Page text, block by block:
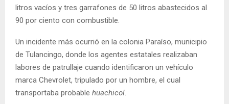
litros vacíos y tres garrafones de 50 litros abastecidos al
90 por ciento con combustible.
Un incidente más ocurrió en la colonia Paraíso, municipio
de Tulancingo, donde los agentes estatales realizaban
labores de patrullaje cuando identificaron un vehículo
marca Chevrolet, tripulado por un hombre, el cual
transportaba probable huachicol